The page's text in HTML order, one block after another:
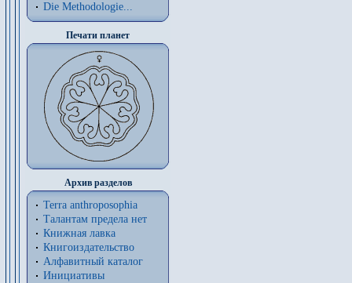
Die Methodologie...
Печати планет
Архив разделов
Terra anthroposophia
Талантам предела нет
Книжная лавка
Книгоиздательство
Алфавитный каталог
Инициативы